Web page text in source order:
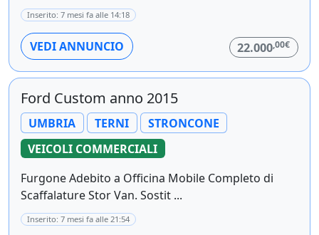
Inserito: 7 mesi fa alle 14:18
VEDI ANNUNCIO 22.000,00€
Ford Custom anno 2015
UMBRIA TERNI
STRONCONE
VEICOLI COMMERCIALI
Furgone Adebito a Officina Mobile Completo di
Scaffalature Stor Van. Sostit ...
Inserito: 7 mesi fa alle 21:54